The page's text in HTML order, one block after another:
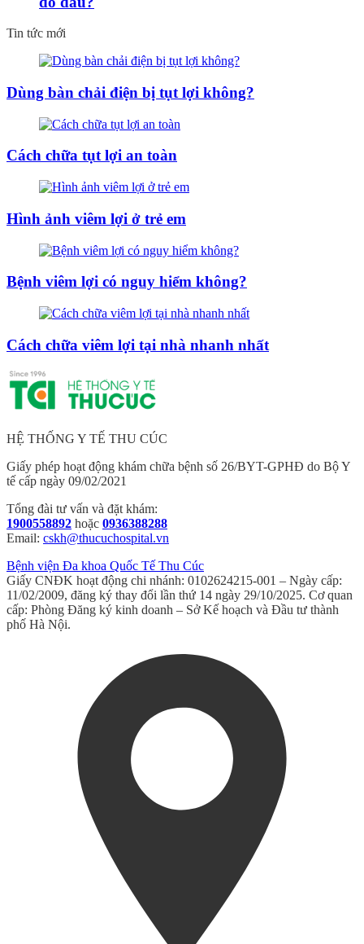
Tin tức mới
Dùng bàn chải điện bị tụt lợi không?
Cách chữa tụt lợi an toàn
Hình ảnh viêm lợi ở trẻ em
Bệnh viêm lợi có nguy hiểm không?
Cách chữa viêm lợi tại nhà nhanh nhất
HỆ THỐNG Y TẾ THU CÚC
Giấy phép hoạt động khám chữa bệnh số 26/BYT-GPHĐ do Bộ Y
tế cấp ngày 09/02/2021
Tổng đài tư vấn và đặt khám:
1900558892 hoặc 0936388288
Email: cskh@thucuchospital.vn
Bệnh viện Đa khoa Quốc Tế Thu Cúc
Giấy CNĐK hoạt động chi nhánh: 0102624215-001 – Ngày cấp:
11/02/2009, đăng ký thay đổi lần thứ 14 ngày 29/10/2025. Cơ quan
cấp: Phòng Đăng ký kinh doanh – Sở Kế hoạch và Đầu tư thành
phố Hà Nội.